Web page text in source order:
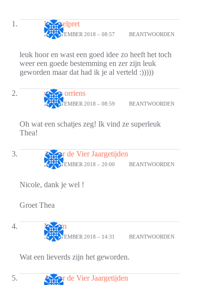
Knutselpret
24 SEPTEMBER 2018 – 08:57 BEANTWOORDEN
leuk hoor en wast een goed idee zo heeft het toch
weer een goede bestemming en zer zijn leuk
geworden maar dat had ik je al verteld :)))))
nicole orriens
26 SEPTEMBER 2018 – 08:59 BEANTWOORDEN
Oh wat een schatjes zeg! Ik vind ze superleuk
Thea!
Atelier de Vier Jaargetijden
27 SEPTEMBER 2018 – 20:00 BEANTWOORDEN
Nicole, dank je wel !
Groet Thea
Mirjam
30 SEPTEMBER 2018 – 14:31 BEANTWOORDEN
Wat een lieverds zijn het geworden.
Atelier de Vier Jaargetijden